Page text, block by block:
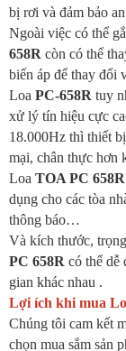
bị rơi và đảm bảo
Ngoài việc có thể
658R còn có thể
biến áp để thay đổi
Loa PC-658R tuy
xử lý tín hiệu cực
18.000Hz thì thiết
mại, chân thực hơn
Loa TOA PC 658R
dụng cho các tòa
thông báo…
Và kích thước,
PC 658R có thể dễ
gian khác nhau .
Lợi ích khi mua
Chúng tôi cam kết
chọn mua sắm sản